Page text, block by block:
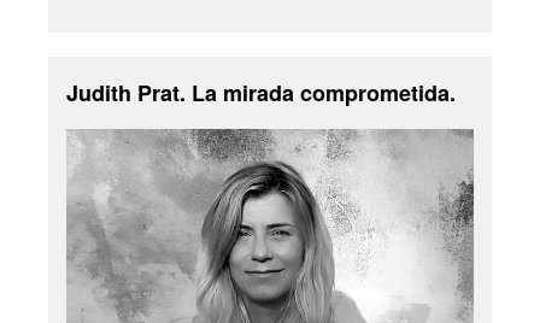
Judith Prat. La mirada comprometida.